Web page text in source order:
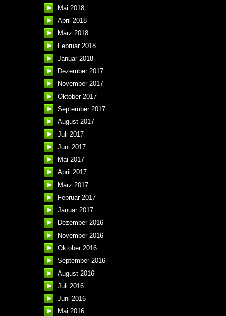
Mai 2018
April 2018
März 2018
Februar 2018
Januar 2018
Dezember 2017
November 2017
Oktober 2017
September 2017
August 2017
Juli 2017
Juni 2017
Mai 2017
April 2017
März 2017
Februar 2017
Januar 2017
Dezember 2016
November 2016
Oktober 2016
September 2016
August 2016
Juli 2016
Juni 2016
Mai 2016